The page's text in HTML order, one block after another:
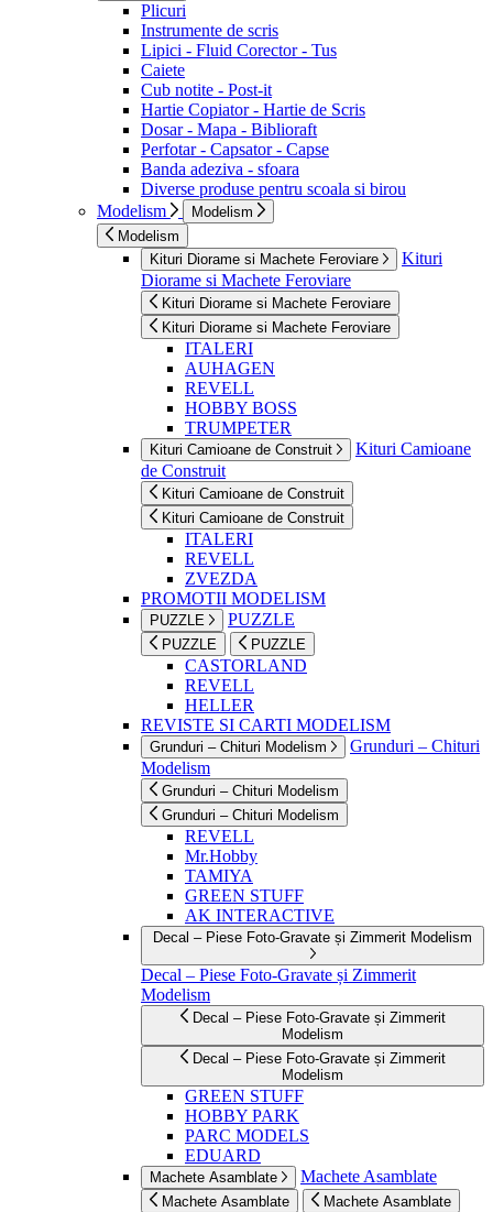
Plicuri
Instrumente de scris
Lipici - Fluid Corector - Tus
Caiete
Cub notite - Post-it
Hartie Copiator - Hartie de Scris
Dosar - Mapa - Biblioraft
Perfotar - Capsator - Capse
Banda adeziva - sfoara
Diverse produse pentru scoala si birou
Modelism
Modelism
Modelism
Kituri Diorame si Machete Feroviare
Kituri
Diorame si Machete Feroviare
Kituri Diorame si Machete Feroviare
Kituri Diorame si Machete Feroviare
ITALERI
AUHAGEN
REVELL
HOBBY BOSS
TRUMPETER
Kituri Camioane de Construit
Kituri Camioane
de Construit
Kituri Camioane de Construit
Kituri Camioane de Construit
ITALERI
REVELL
ZVEZDA
PROMOTII MODELISM
PUZZLE PUZZLE
PUZZLE PUZZLE
CASTORLAND
REVELL
HELLER
REVISTE SI CARTI MODELISM
Grunduri – Chituri Modelism
Grunduri – Chituri
Modelism
Grunduri – Chituri Modelism
Grunduri – Chituri Modelism
REVELL
Mr.Hobby
TAMIYA
GREEN STUFF
AK INTERACTIVE
Decal – Piese Foto-Gravate și Zimmerit Modelism
Decal – Piese Foto-Gravate și Zimmerit
Modelism
Decal – Piese Foto-Gravate și Zimmerit
Modelism
Decal – Piese Foto-Gravate și Zimmerit
Modelism
GREEN STUFF
HOBBY PARK
PARC MODELS
EDUARD
Machete Asamblate Machete Asamblate
Machete Asamblate Machete Asamblate